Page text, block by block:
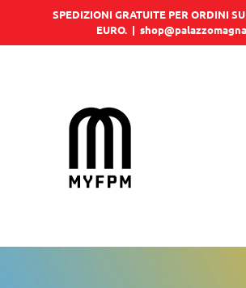
SPEDIZIONI GRATUITE PER ORDINI
EURO. |